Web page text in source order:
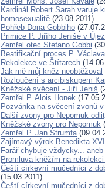
Kardinál Robert Sarah varuje
homosexualitě (23.08.2011)
Pohřeb Dona Gobbiho
Primice P. Jiřího Jeniše v
Zemřel otec Stefano Gobbi
Beatifikační proces P.
Rekolekce ve Štítarech
Jak mě můj kněz neobtěžoval
Rozloučení s arcibiskupem
Kněžské svěcení - Jiří Jeniš
Zemřel P. Alois Honek
Pozvánka na svěcení zvonů
Další zvony pro Nepomuk
Kněžské zvony pro Nepomuk
Zemřel P. Jan Štrumfa
Zajímavý výrok Benedikta
Farář chybuje vždycky...
Promluva kněžím na
Čeští církevní mučedníci z
(15.03.2011)
Čeští církevní mučedníci z